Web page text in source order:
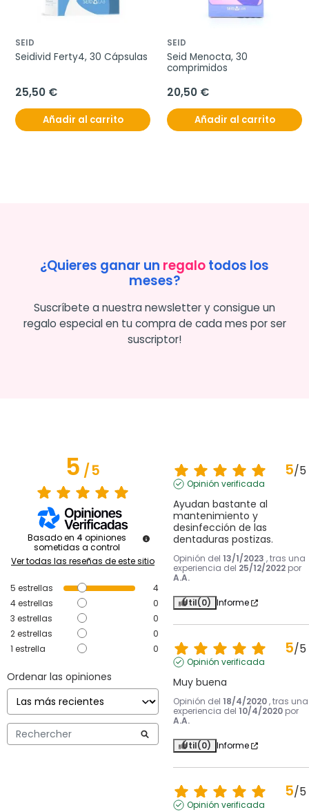
SEID
Seidivid Ferty4, 30 Cápsulas
25,50 €
Añadir al carrito
SEID
Seid Menocta, 30
comprimidos
20,50 €
Añadir al carrito
¿Quieres ganar un regalotodos los
meses?
Suscríbete a nuestra newsletter y consigue un
regalo especial en tu compra de cada mes por ser
suscriptor!
5/5
Basado en 4 opiniones
sometidas a control
Ver todas las reseñas de este sitio
5 estrellas
4
4estrellas
0
3 estrellas
0
2estrellas
0
1 estrella 0
Ordenar las opiniones
5/5
Opinión verificada
Ayudan bastante al
mantenimiento y
desinfección de las
dentaduras postizas.
Opinión del 13/1/2023 , tras una
experiencia del 25/12/2022 por
A.A.
Útil(0) Informe
5/5
Opinión verificada
Muy buena
Opinión del 18/4/2020 , tras una
experiencia del 10/4/2020 por
A.A.
Útil(0) Informe
5/5
Opinión verificada